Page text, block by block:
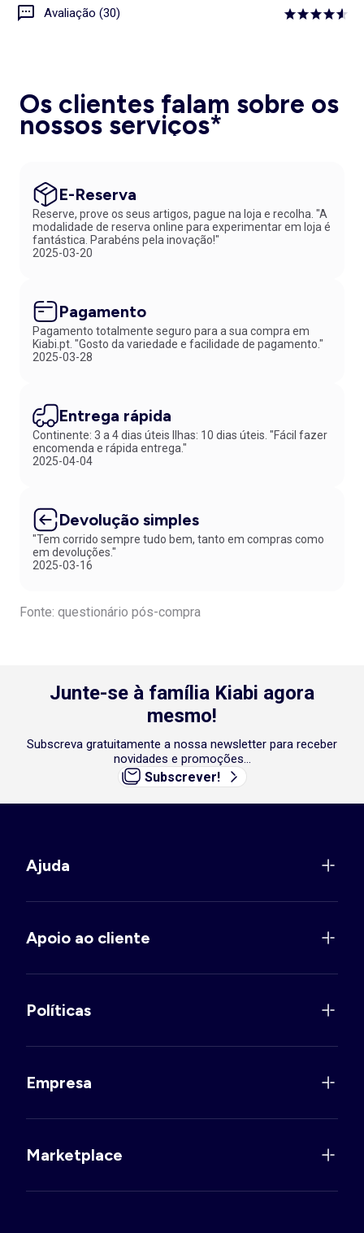
Avaliação (30)
Os clientes falam sobre os
nossos serviços*
E-Reserva
Reserve, prove os seus artigos, pague na loja e recolha. "A
modalidade de reserva online para experimentar em loja é
fantástica. Parabéns pela inovação!"
2025-03-20
Pagamento
Pagamento totalmente seguro para a sua compra em
Kiabi.pt. "Gosto da variedade e facilidade de pagamento."
2025-03-28
Entrega rápida
Continente: 3 a 4 dias úteis Ilhas: 10 dias úteis. "Fácil fazer
encomenda e rápida entrega."
2025-04-04
Devolução simples
"Tem corrido sempre tudo bem, tanto em compras como
em devoluções."
2025-03-16
Fonte: questionário pós-compra
Junte-se à família Kiabi agora
mesmo!
Subscreva gratuitamente a nossa newsletter para receber
novidades e promoções...
Subscrever!
Ajuda
Apoio ao cliente
Políticas
Empresa
Marketplace